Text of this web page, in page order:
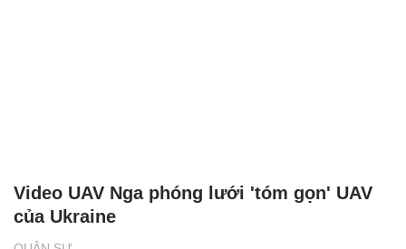
Video UAV Nga phóng lưới 'tóm gọn' UAV
của Ukraine